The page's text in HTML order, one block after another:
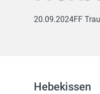
20.09.2024FF
Hebekissen